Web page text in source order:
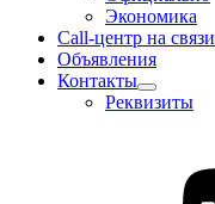
Экономика
Call-центр на связи
Объявления
Контакты
Реквизиты